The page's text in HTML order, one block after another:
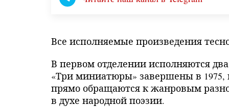
Все исполняемые произведения
В первом отделении исполняются
«Три миниатюры» завершены в 1975,
прямо обращаются к жанровым
в духе народной поэзии.